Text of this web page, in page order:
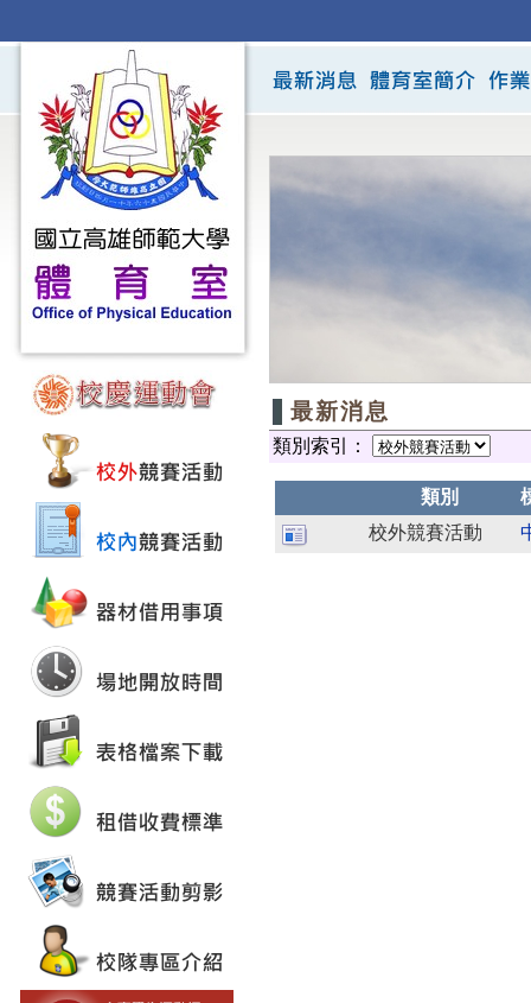
最新消息
類別索引：
類別
校外競賽活動